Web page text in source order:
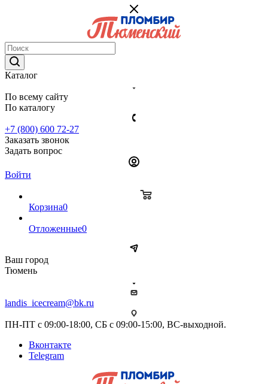
Каталог
По всему сайту
По каталогу
+7 (800) 600 72-27
Заказать звонок
Задать вопрос
Войти
Корзина0
Отложенные0
Ваш город
Тюмень
landis_icecream@bk.ru
ПН-ПТ с 09:00-18:00, СБ с 09:00-15:00, ВС-выходной.
Вконтакте
Telegram